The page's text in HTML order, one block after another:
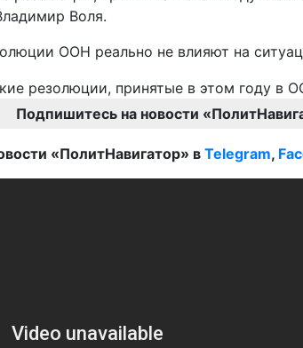
Воля.
ООН реально не влияют на
Подпишитесь на новости
«ПолитНавигатор» в Telegram,